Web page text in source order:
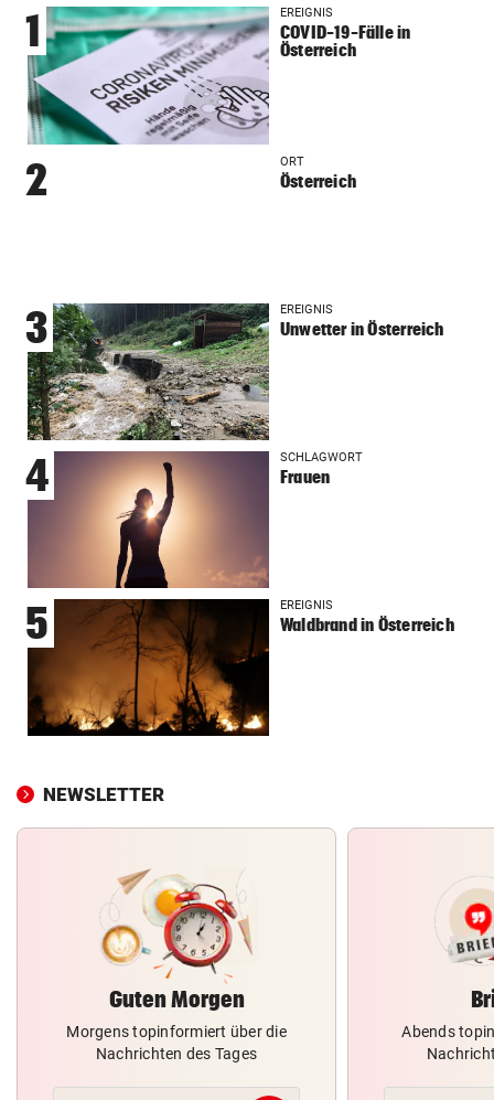
1 EREIGNIS
COVID-19-Fälle in
Österreich
2 ORT
Österreich
3 EREIGNIS
Unwetter in Österreich
4 SCHLAGWORT
Frauen
5 EREIGNIS
Waldbrand in Österreich
NEWSLETTER
Guten Morgen
Morgens topinformiert über die
Nachrichten des Tages
Abends